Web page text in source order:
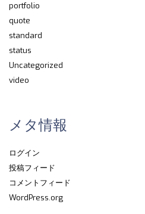
portfolio
quote
standard
status
Uncategorized
video
メタ情報
ログイン
投稿フィード
コメントフィード
WordPress.org